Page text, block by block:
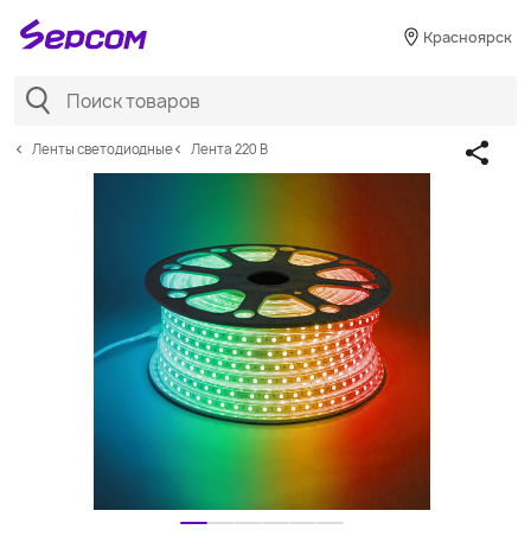
Красноярск
Ленты светодиодные Лента 220 В